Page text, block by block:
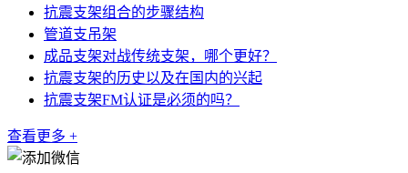
抗震支架组合的步骤结构
管道支吊架
成品支架对战传统支架，哪个更好？
抗震支架的历史以及在国内的兴起
抗震支架FM认证是必须的吗？
查看更多 +